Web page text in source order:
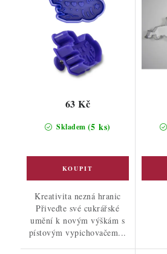
Skladem (5 ks)
63 Kč
Kreativita nezná hranic
Přiveďte své cukrářské
umění k novým výškám s
pístovým vypichovačem...